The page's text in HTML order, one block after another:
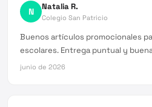
N Natalia R.
Colegio San Patricio
Buenos artículos promocionales
escolares. Entrega puntual y
junio de 2026